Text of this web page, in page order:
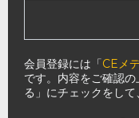
会員登録には「CEメ
です。内容をご確認
る」にチェックをして